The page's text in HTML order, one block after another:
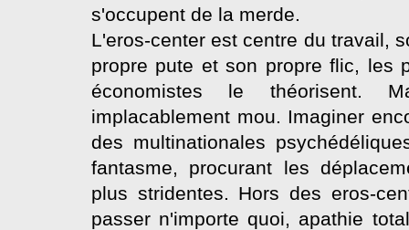
s'occupent de la merde.
L'eros-center est centre du travail,
propre pute et son propre flic, les
économistes le théorisent.
implacablement mou. Imaginer
des multinationales
fantasme, procurant les
plus stridentes. Hors des eros-
passer n'importe quoi, apathie